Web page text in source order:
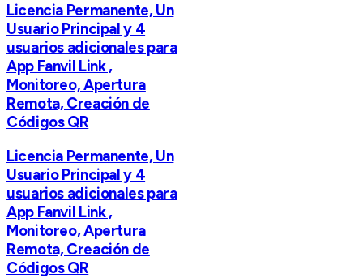
Licencia Permanente, Un
Usuario Principal y 4
usuarios adicionales para
App Fanvil Link ,
Monitoreo, Apertura
Remota, Creación de
Códigos QR
Licencia Permanente, Un
Usuario Principal y 4
usuarios adicionales para
App Fanvil Link ,
Monitoreo, Apertura
Remota, Creación de
Códigos QR